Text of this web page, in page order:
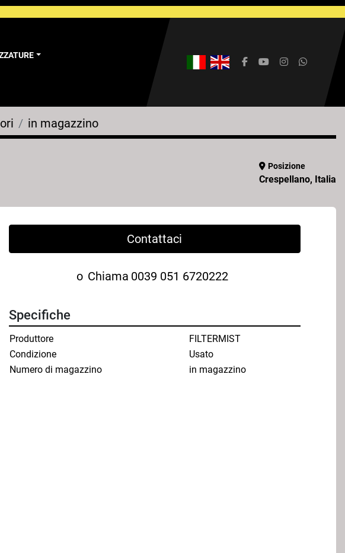
facebookyoutubeinstagram
in magazzino
Posizione
Crespellano, Italia
Contattaci
o Chiama 0039 051 6720222
Specifiche
Produttore
FILTERMIST
Condizione
Usato
Numero di magazzino
in magazzino